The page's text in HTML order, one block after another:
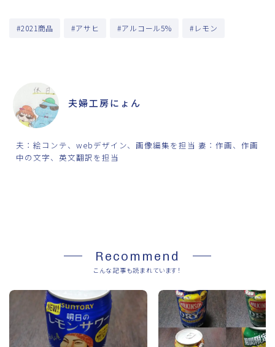
#2021商品 #アサヒ #アルコール5% #レモン
夫婦工房にょん
夫：絵コンテ、webデザイン、画像編集を担当 妻：作画、作画
中の文字、英文翻訳を担当
Recommend
こんな記事も読まれています！